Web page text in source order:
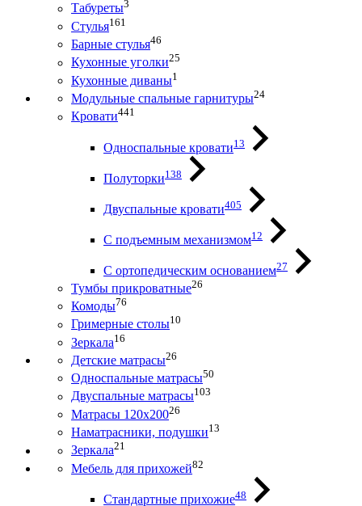
Табуреты3
Стулья161
Барные стулья46
Кухонные уголки25
Кухонные диваны1
Модульные спальные гарнитуры24
Кровати441
Односпальные кровати13
Полуторки138
Двуспальные кровати405
С подъемным механизмом12
С ортопедическим основанием27
Тумбы прикроватные26
Комоды76
Гримерные столы10
Зеркала16
Детские матрасы26
Односпальные матрасы50
Двуспальные матрасы103
Матрасы 120х20026
Наматрасники, подушки13
Зеркала21
Мебель для прихожей82
Стандартные прихожие48